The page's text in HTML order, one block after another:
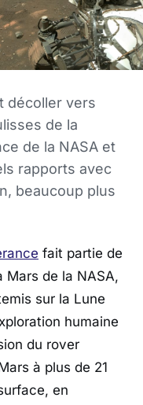
décoller vers
de la
de la NASA et
rapports avec
beaucoup plus
fait partie de
Mars de la NASA,
sur la Lune
humaine
du rover
à plus de 21
en